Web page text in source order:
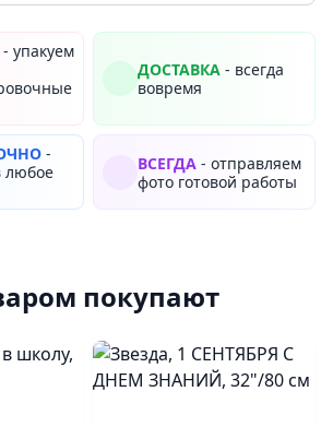
- упакуем
ДОСТАВКА - всегда
вовремя
-
любое
ВСЕГДА - отправляем
фото готовой работы
покупают